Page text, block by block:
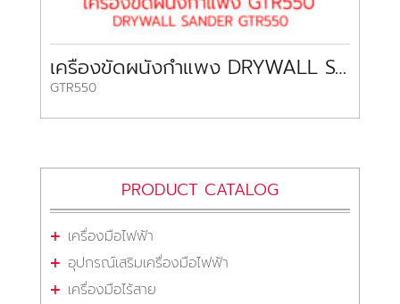
เครื่องขัดผนังกำแพง DRYWALL SANDER GTR550 BOSCH
GTR550
PRODUCT CATALOG
เครื่องมือไฟฟ้า
อุปกรณ์เสริมเครื่องมือไฟฟ้า
เครื่องมือไร้สาย